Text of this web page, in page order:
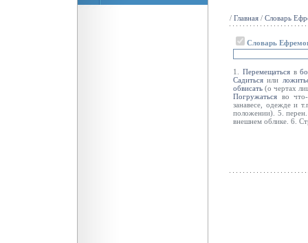
/ Главная / Словарь
Словарь
1. Перемещатьсяв
Садиться или
обвисать (о чертах
Погружаться во
занавесе, одежде и
положении). 5.
внешнем облике. 6.